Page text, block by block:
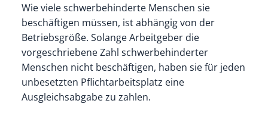
Wie viele schwerbehinderte Menschen sie
beschäftigen müssen, ist abhängig von der
Betriebsgröße. Solange Arbeitgeber die
vorgeschriebene Zahl schwerbehinderter
Menschen nicht beschäftigen, haben sie für jeden
unbesetzten Pflichtarbeitsplatz eine
Ausgleichsabgabe zu zahlen.